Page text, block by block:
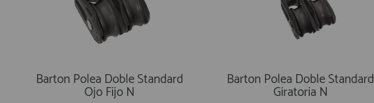
Barton Polea Doble Standard
Ojo Fijo N
Barton Polea Doble Standard
Giratoria N